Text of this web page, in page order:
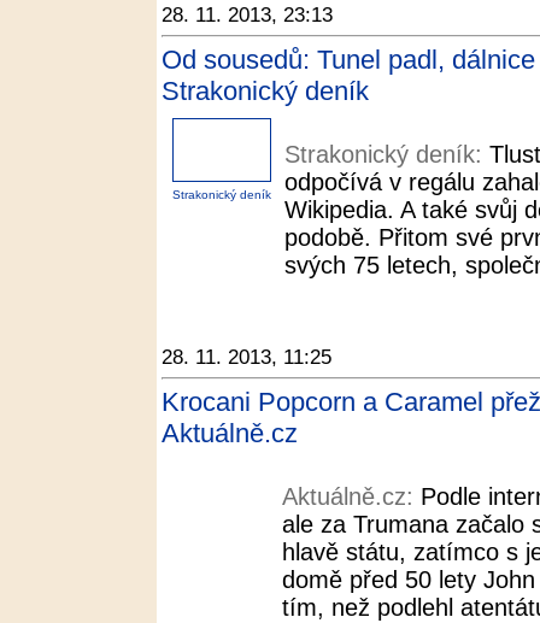
28. 11. 2013, 23:13
Od sousedů: Tunel padl,
Strakonický deník
Strakonický deník
Strakonický deník:
odpočívá v regálu
Wikipedia. A také svůj
podobě. Přitom své
svých 75 letech,
28. 11. 2013, 11:25
Krocani Popcorn a Caramel
Aktuálně.cz
Aktuálně.cz: Podle
ale za Trumana začalo
hlavě státu, zatímco s
domě před 50 lety
tím, než podlehl